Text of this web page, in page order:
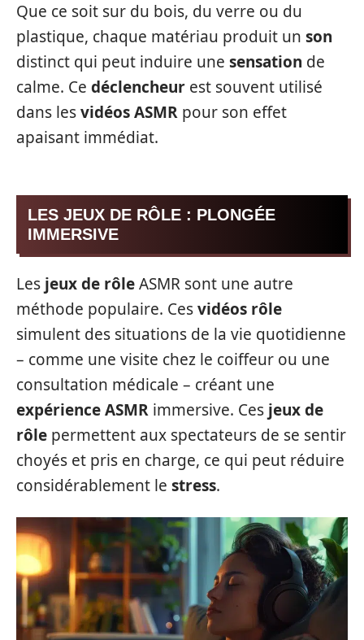
Que ce soit sur du bois, du verre ou du
plastique, chaque matériau produit un son
distinct qui peut induire une sensation de
calme. Ce déclencheur est souvent utilisé
dans lesvidéos ASMR pour son effet
apaisant immédiat.
LES JEUX DE RÔLE : PLONGÉE
IMMERSIVE
Les jeux de rôleASMR sont une autre
méthode populaire. Cesvidéos rôle
simulent des situations de la vie quotidienne
– comme une visite chez le coiffeur ou une
consultation médicale – créant une
expérience ASMR immersive. Ces jeux de
rôle permettent aux spectateurs de se sentir
choyés et pris en charge, ce qui peut réduire
considérablement le stress.